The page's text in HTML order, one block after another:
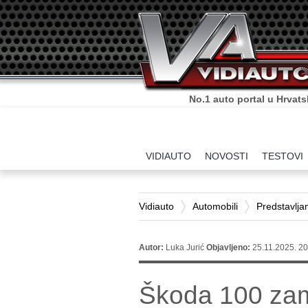
No.1 auto portal u
VIDIAUTO NOVOSTI TESTOVI
Vidiauto Automobili
Autor: Luka Jurić Objavljeno: 25.11.2025.
Škoda 100